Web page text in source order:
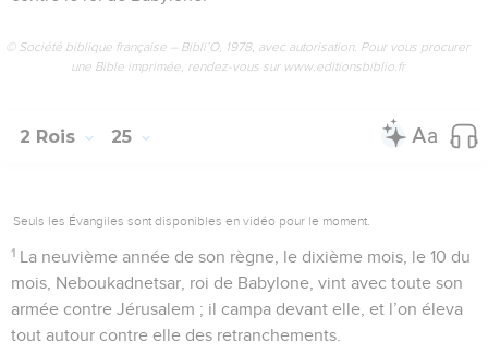
© Société biblique française – Bibli’O, 1978, avec autorisation. Pour vous procurer
une Bible imprimée, rendez-vous sur www.editionsbiblio.fr
2 Rois 25
Seuls les Évangiles sont disponibles en vidéo pour le moment.
1 La neuvième année de son règne, le dixième mois, le 10 du
mois, Neboukadnetsar, roi de Babylone, vint avec toute son
armée contre Jérusalem ; il campa devant elle, et l’on éleva
tout autour contre elle des retranchements.